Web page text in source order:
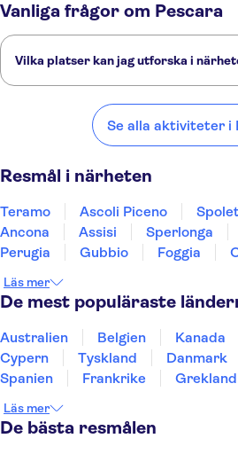
Vanliga frågor om Pescara
Vilka platser kan jag utforska i
Ascoli Piceno Spoleto Tivoli
Se alla aktiviteter i
Resmål i närheten
Teramo Ascoli Piceno
Ancona
Assisi Sperlonga
Perugia
Gubbio Foggia
Läs mer
De mest populäraste
Australien Belgien Kanada
Cypern
Tyskland Danmark
Spanien
Frankrike Grekland
Sverige
Thailand
Läs mer
De bästa resmålen